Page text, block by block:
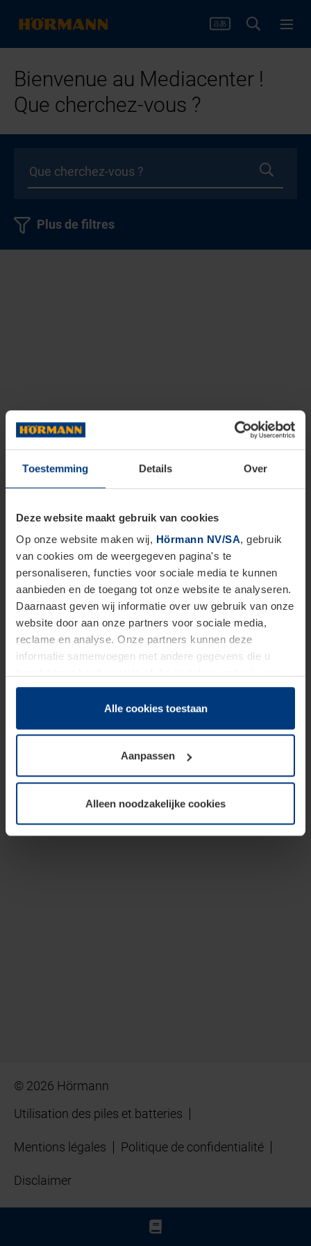
Toestemming Details Over
Deze website maakt gebruik van cookies
Op onze website maken wij, Hörmann NV/SA, gebruik
van cookies om de weergegeven pagina's te
personaliseren, functies voor sociale media te kunnen
aanbieden en de toegang tot onze website te analyseren.
Daarnaast geven wij informatie over uw gebruik van onze
website door aan onze partners voor sociale media,
reclame en analyse. Onze partners kunnen deze
informatie samenvoegen met andere gegevens die u
hun diensten hebben verzameld.
Juridisch hebben wij het recht om cookies op uw
van deze pagina's absoluut vereist is. Voor alle andere
soorten cookies is uw toestemming benodigd. Uw
toestemming kunt u op elk moment bij de uitleg van de
wijzigen of herroepen.
Alle cookies toestaan
Aanpassen
Alleen noodzakelijke cookies
Bienvenue au Mediacenter !
Que cherchez-vous ?
Plus de filtres
© 2026 Hörmann
Utilisation des piles et batteries
Mentions légales Politique de confidentialité
Disclaimer